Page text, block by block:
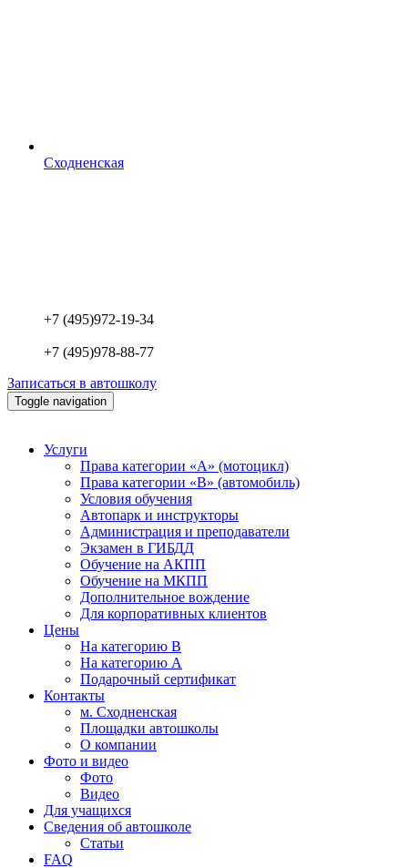
Сходненская
+7 (495)972-19-34
+7 (495)978-88-77
Записаться в автошколу
Toggle navigation
Услуги
Права категории «А» (мотоцикл)
Права категории «В» (автомобиль)
Условия обучения
Автопарк и инструкторы
Администрация и преподаватели
Экзамен в ГИБДД
Обучение на АКПП
Обучение на МКПП
Дополнительное вождение
Для корпоративных клиентов
Цены
На категорию В
На категорию A
Подарочный сертификат
Контакты
м. Сходненская
Площадки автошколы
О компании
Фото и видео
Фото
Видео
Для учащихся
Сведения об автошколе
Статьи
FAQ